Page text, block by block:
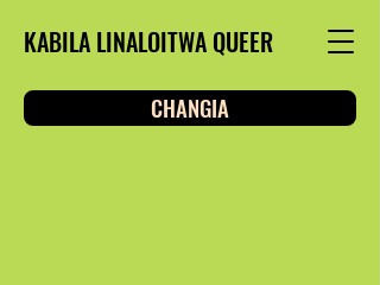
KABILA LINALOITWA QUEER
CHANGIA